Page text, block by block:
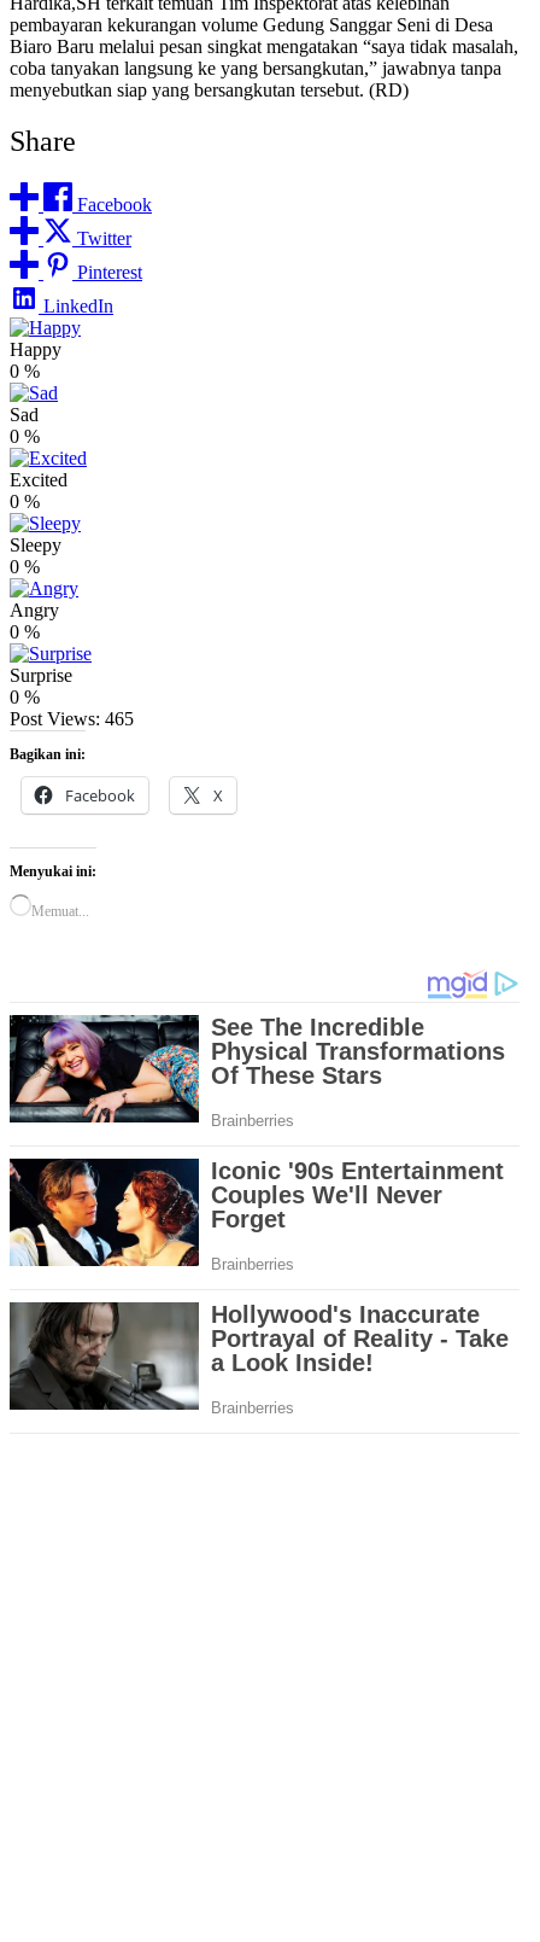
pembayaran kekurangan volume Gedung Sanggar Seni di Desa
Biaro Baru melalui pesan singkat mengatakan “saya tidak masalah,
coba tanyakan langsung ke yang bersangkutan,” jawabnya tanpa
menyebutkan siap yang bersangkutan tersebut. (RD)
Share
Facebook
Twitter
Pinterest
LinkedIn
Happy
0 %
Sad
0 %
Excited
0 %
Sleepy
0 %
Angry
0 %
Surprise
0 %
Post Views: 465
Bagikan ini:
Facebook X
Menyukai ini:
Memuat...